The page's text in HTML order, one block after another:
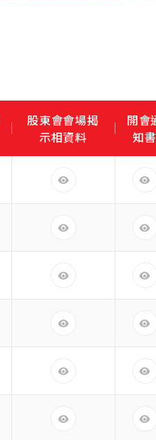
股東會會場揭
示相資料
開會
知書